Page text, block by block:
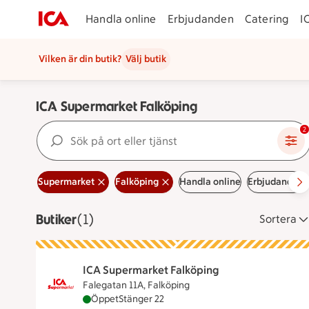
Handla online Erbjudanden Catering
Vilken är din butik? Välj butik
ICA Supermarket Falköping
Sök på ort eller tjänst 2
Supermarket Falköping Handla online Erbjudanden
ButikerVisar 1 stycken
(1) Sortera
ICA Supermarket Falköping
Falegatan 11A, Falköping
ICA Supermarket Falköping är öppen nu,
ÖppetStänger 22